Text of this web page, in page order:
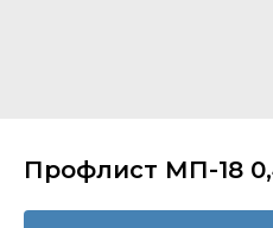
Профлист МП-18